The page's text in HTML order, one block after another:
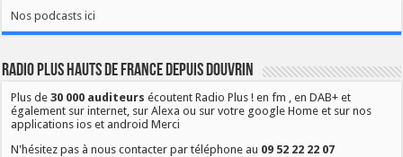
Nos podcasts ici
Radio Plus Hauts de France depuis Douvrin
Plus de30 000 auditeurs écoutent Radio Plus ! en fm , en DAB+ et
également sur internet, sur Alexa ou sur votre google Home et sur nos
applications ios et android Merci
N'hésitez pas à nous contacter par téléphone au 09 52 22 22 07